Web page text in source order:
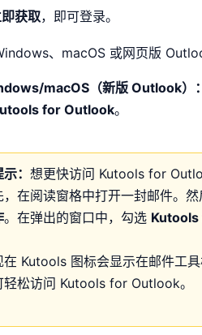
获取，即可登录。
、macOS 或网页版
macOS（新版 Outlook）：
for Outlook。
： 想更快访问 Kutools for
，在阅读窗格中打开一封邮件。然
。在弹出的窗口中，勾选
在 Kutools 图标会显示在邮件工
轻松访问 Kutools for Outlook。